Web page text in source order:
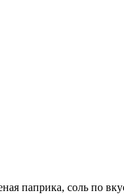
паприка, соль по